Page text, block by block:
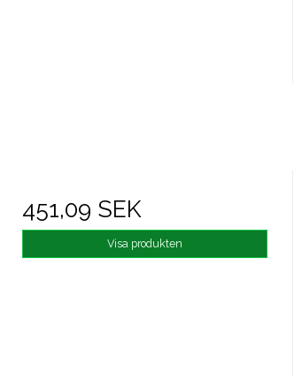
451,09 SEK
Visa produkten